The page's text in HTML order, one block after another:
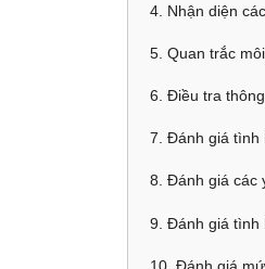
4. Nhận diện
5. Quan trắc
6. Điều tra
7. Đánh giá tình
8. Đánh giá các
9. Đánh giá tình
10. Đánh giá